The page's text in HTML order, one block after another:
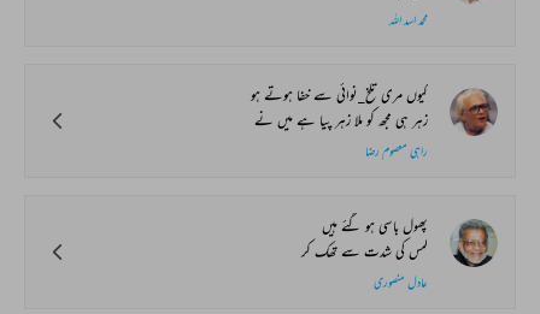
محمد اسد اللہ
کیوں مری تلخ_نوائی سے خفا ہوتے ہو
زہر ہی مجھ کو ملا زہر پیا ہے میں نے
راہی معصوم رضا
پھول باسی ہو گئے ہیں
لمس کی شدت سے تھک کر
عادل منصوری